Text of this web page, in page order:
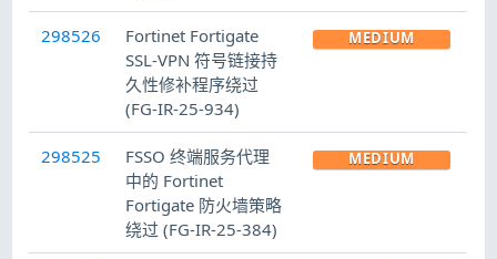
298526
Fortinet Fortigate
SSL-VPN 符号链接持
久性修补程序绕过
(FG-IR-25-934)
MEDIUM
298525
FSSO 终端服务代理
中的 Fortinet
Fortigate 防火墙策略
绕过 (FG-IR-25-384)
MEDIUM